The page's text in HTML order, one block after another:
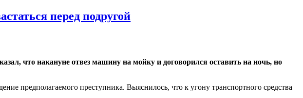
перед подругой
что накануне отвез машину на мойку и договорился оставить на ночь, но
предполагаемого преступника. Выяснилось, что к угону транспортного средства